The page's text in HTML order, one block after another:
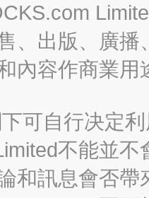
、出版、廣
內容作商業用
可自行决定
不能並
和訊息會否